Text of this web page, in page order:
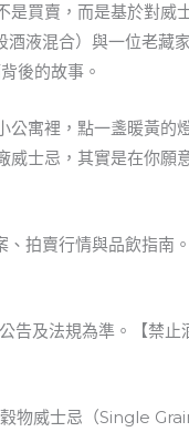
是買賣，而是基於對威
液混合）與一位老藏
後的故事。
公寓裡，點一盞暖黃的
威士忌，其實是在你願
拍賣行情與品飲指南
告及法規為準。【禁止
物威士忌（Single